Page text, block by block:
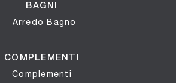
BAGNI
Arredo Bagno
COMPLEMENTI
Complementi